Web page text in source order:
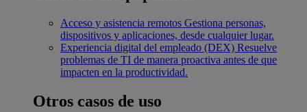
Acceso y asistencia remotos Gestiona personas,
dispositivos y aplicaciones, desde cualquier lugar.
Experiencia digital del empleado (DEX) Resuelve
problemas de TI de manera proactiva antes de que
impacten en la productividad.
Otros casos de uso